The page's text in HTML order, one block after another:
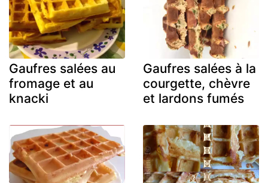
Gaufres salées au
fromage et au
knacki
Gaufres salées à la
courgette, chèvre
et lardons fumés